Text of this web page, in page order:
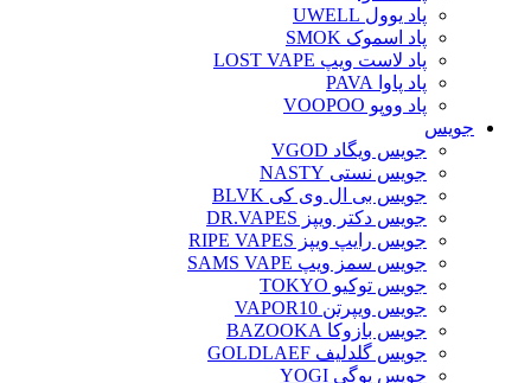
پاد یوول UWELL
پاد اسموک SMOK
پاد لاست ویپ LOST VAPE
پاد پاوا PAVA
پاد ووپو VOOPOO
جویس‌
جویس ویگاد VGOD
جویس نستی NASTY
جویس بی ال وی کی BLVK
جویس دکتر ویپز DR.VAPES
جویس رایپ ویپز RIPE VAPES
جویس سمز ویپ SAMS VAPE
جویس توکیو TOKYO
جویس ویپرتن VAPOR10
جویس بازوکا BAZOOKA
جویس گلدلیف GOLDLAEF
جویس یوگی YOGI